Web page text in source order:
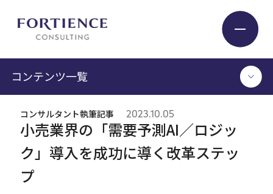
Service
Insight
コンテンツ一覧
TOP
コンサルタント執筆記事
セミナー / イベント
セミナーアーカイブ
小売業界の「需要予測AI／ロジッ
ク」導入を成功に導く改革ステッ
プ
コンサルタント執筆記事 2023.10.05